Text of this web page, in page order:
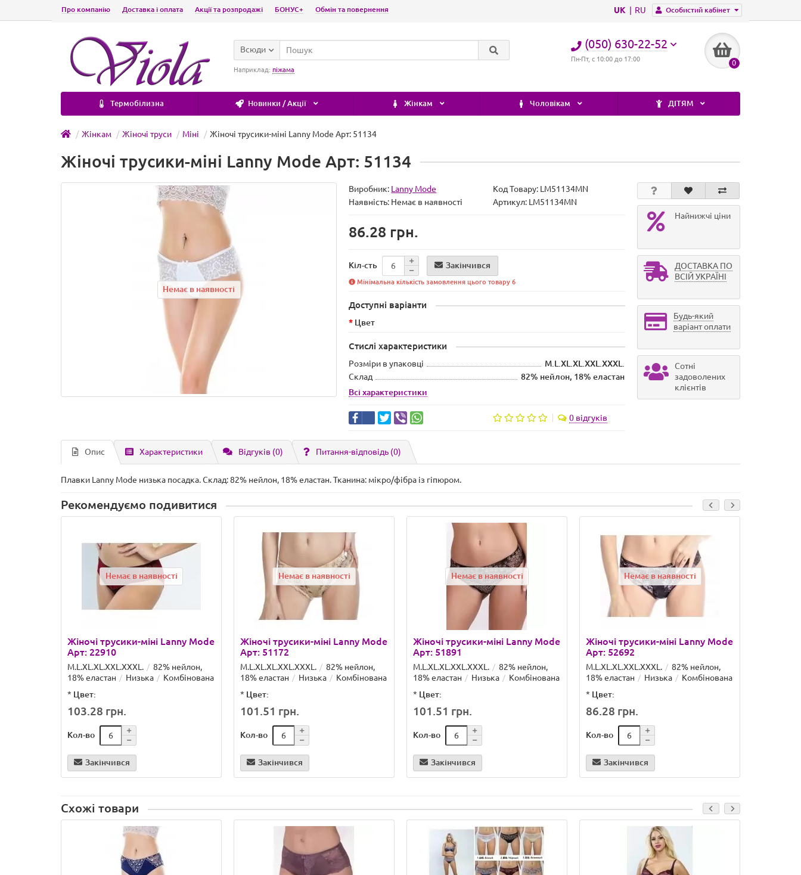
Особистий кабінет
UK RU
Про компанію Доставка і оплата Акції та розпродажі БОНУС+ Обмін та повернення
(050) 630-22-52
Пн-Пт, с 10:00 до 17:00 0
Всюди
Наприклад: піжама
Термобілизна Новинки / Акції Жінкам Чоловікам ДІТЯМ
Жінкам Жіночі труси Міні Жіночі трусики-міні Lanny Mode Арт: 51134
Жіночі трусики-міні Lanny Mode Арт: 51134
Немає в наявності
Виробник: Lanny Mode Код Товару: LM51134MN
Наявність: Немає в наявності Артикул: LM51134MN
86.28 грн.
Кіл-сть Закінчився
Мінімальна кількість замовлення цього товару 6
Доступні варіанти
Цвет
Стислі характеристики
Розміри в упаковці
M.L.XL.XL.XXL.ХХХL.
Склад
82% нейлон, 18% еластан
Всі характеристики
0 відгуків
Найнижчі ціни
ДОСТАВКА ПО
ВСІЙ УКРАЇНІ
Будь-який
варіант оплати
Сотні
задоволених
клієнтів
Опис Характеристики Відгуків (0) Питання-відповідь (0)
Плавки Lanny Mode низька посадка. Склад: 82% нейлон, 18% еластан. Тканина: мікро/фібра із гіпюром.
Рекомендуємо подивитися
Немає в наявності
Жіночі трусики-міні Lanny Mode
Арт: 22910
M.L.XL.XL.XXL.ХХХL.
82% нейлон,
18% еластан
Низька
Комбінована
* Цвет:
103.28 грн.
Кол-во
Закінчився
Немає в наявності
Жіночі трусики-міні Lanny Mode
Арт: 51172
M.L.XL.XL.XXL.ХХХL.
82% нейлон,
18% еластан
Низька
Комбінована
* Цвет:
101.51 грн.
Кол-во
Закінчився
Немає в наявності
Жіночі трусики-міні Lanny Mode
Арт: 51891
M.L.XL.XL.XXL.ХХХL.
82% нейлон,
18% еластан
Низька
Комбінована
* Цвет:
101.51 грн.
Кол-во
Закінчився
Немає в наявності
Жіночі трусики-міні Lanny Mode
Арт: 52692
M.L.XL.XL.XXL.ХХХL.
82% нейлон,
18% еластан
Низька
Комбінована
* Цвет:
86.28 грн.
Кол-во
Закінчився
Схожі товари